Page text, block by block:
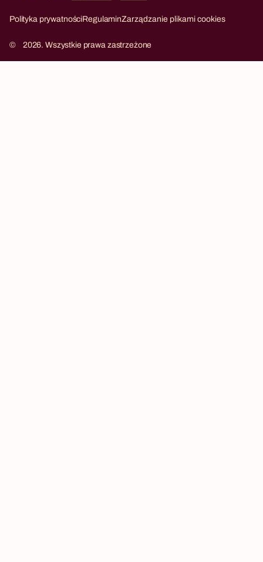
Polityka prywatnościRegulaminZarządzanie plikami cookies
© 2026. Wszystkie prawa zastrzeżone